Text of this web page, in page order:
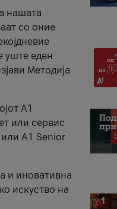
нашата
со оние
уште еден
Методија
А1
или сервис
или A1 Senior
и иновативна
искуство на